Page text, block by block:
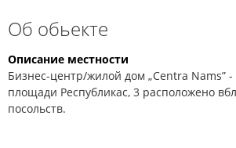
Об обьекте
Описание местности
Бизнес-центр/жилой дом „Centra Nams”
площади Республикас, 3 расположено
посольств.